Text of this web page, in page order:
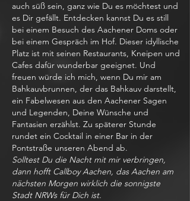
auch süß sein, ganz wie Du es möchtest und
es Dir gefällt. Entdecken kannst Du es still
bei einem Besuch des Aachener Doms oder
bei einem Gespräch im Hof. Dieser idyllische
Platz ist mit seinen Restaurants, Kneipen und
Cafes dafür wunderbar geeignet. Und
freuen würde ich mich, wenn Du mir am
Bahkauvbrunnen, der das Bahkauv darstellt,
ein Fabelwesen aus den Aachener Sagen
und Legenden, Deine Wünsche und
Fantasien erzählst. Zu späterer Stunde
rundet ein Cocktail in einer Bar in der
Pontstraße unseren Abend ab.
Solltest Du die Nacht mit mir verbringen,
dann hofft Callboy Aachen, das Aachen am
nächsten Morgen wirklich die sonnigste
Stadt NRWs für Dich ist.